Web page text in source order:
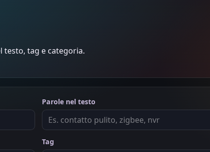
tag e categoria.
Parole nel testo
Tag